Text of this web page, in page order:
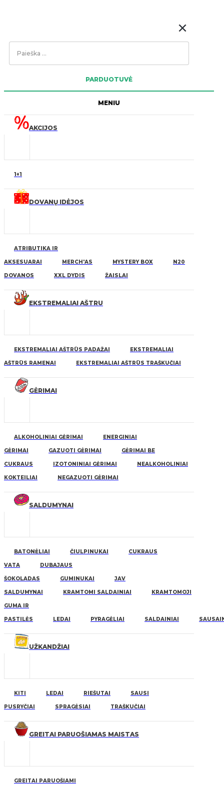
Search
PARDUOTUVĖ
MENIU
AKCIJOS
1+1
DOVANŲ IDĖJOS
ATRIBUTIKA IR
AKSESUARAI MERCH'AS MYSTERY BOX N20
DOVANOS XXL DYDIS ŽAISLAI
EKSTREMALIAI AŠTRU
EKSTREMALIAI AŠTRŪS PADAŽAI EKSTREMALIAI
AŠTRŪS RAMENAI EKSTREMALIAI AŠTRŪS TRAŠKUČIAI
GĖRIMAI
ALKOHOLINIAI GĖRIMAI ENERGINIAI
GĖRIMAI GAZUOTI GĖRIMAI GĖRIMAI BE
CUKRAUS IZOTONINIAI GĖRIMAI NEALKOHOLINIAI
KOKTEILIAI NEGAZUOTI GĖRIMAI
SALDUMYNAI
BATONĖLIAI ČIULPINUKAI CUKRAUS
VATA DUBAJAUS
ŠOKOLADAS GUMINUKAI JAV
SALDUMYNAI KRAMTOMI SALDAINIAI KRAMTOMOJI
GUMA IR
PASTILĖS LEDAI PYRAGĖLIAI SALDAINIAI
UŽKANDŽIAI
KITI LEDAI RIEŠUTAI SAUSI
PUSRYČIAI SPRAGĖSIAI TRAŠKUČIAI
GREITAI PARUOŠIAMAS MAISTAS
GREITAI PARUOŠIAMI